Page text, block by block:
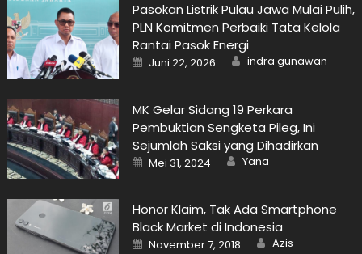
Pasokan Listrik Pulau Jawa Mulai Pulih,
PLN Komitmen Perbaiki Tata Kelola
Rantai Pasok Energi
Posted
on
Juni 22, 2026 Author
indra gunawan
MK Gelar Sidang 19 Perkara
Pembuktian Sengketa Pileg, Ini
Sejumlah Saksi yang Dihadirkan
Posted
on
Mei 31, 2024 Author
Yana
Honor Klaim, Tak Ada Smartphone
Black Market di Indonesia
Posted
November 7, 2018 Author
Azis